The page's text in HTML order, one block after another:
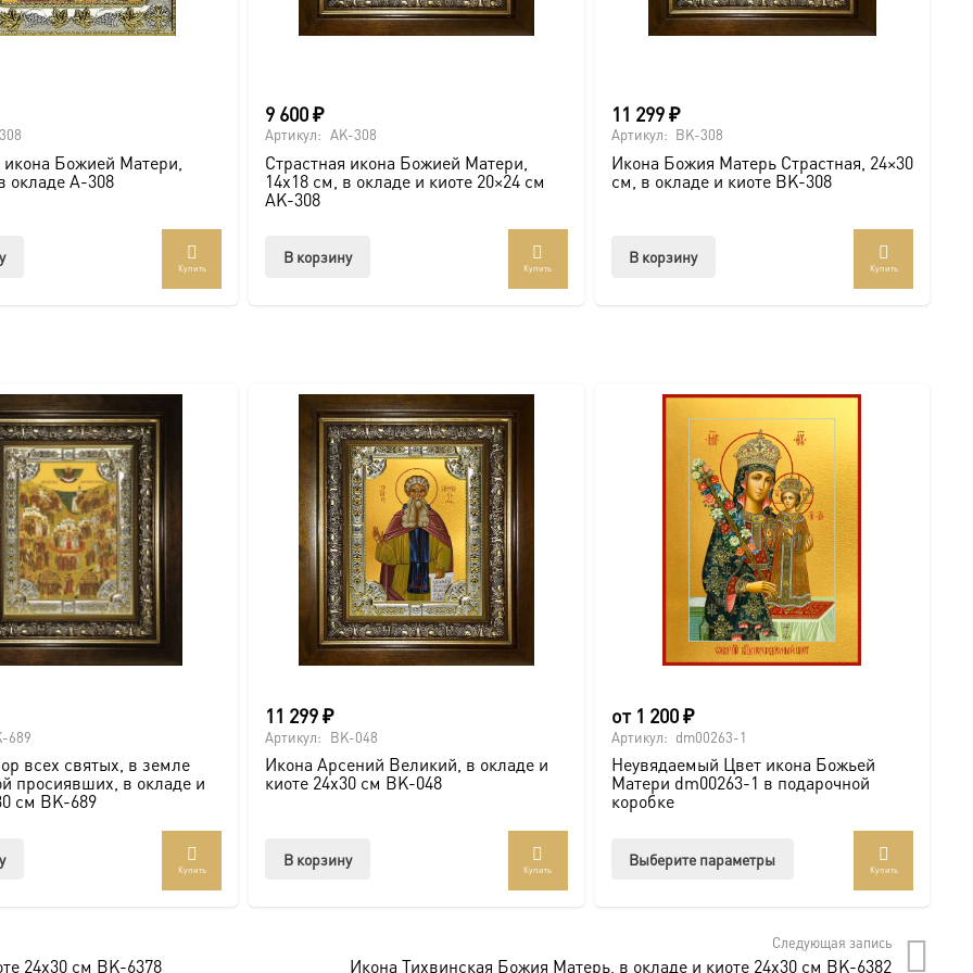
по золочению.
Крещение, юбилей).
для вашей иконы, придающее образу особую значимость и монументальность.
икона Божией Матери,
окладе A-308
Купить
9 600₽
Артикул: AK-308
Страстная икона Божией Матери,
14х18 см, в окладе и киоте 20×24 см
AK-308
В корзину
Купить
11 299₽
Артикул: BK-308
Икона Божия Матерь Страстная, 24×30
см, в окладе и киоте BK-308
В корзину
Купить
689
всех святых, в земле
просиявших, в окладе и
см BK-689
Купить
11 299₽
Артикул: BK-048
Икона Арсений Великий, в окладе и
киоте 24х30 см BK-048
В корзину
Купить
от 1 200₽
Артикул: dm00263-1
Неувядаемый Цвет икона Божьей
Матери dm00263-1 в подарочной
коробке
Выберите параметры
вариаций.
Купить
24х30 см BK-6378
Следующая запись
Икона Тихвинская Божия Матерь, в окладе и киоте 24х30 см BK-6382